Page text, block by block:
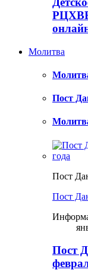
РЦХВЕ
Молитва
Пост
Пост
Пост
Пост